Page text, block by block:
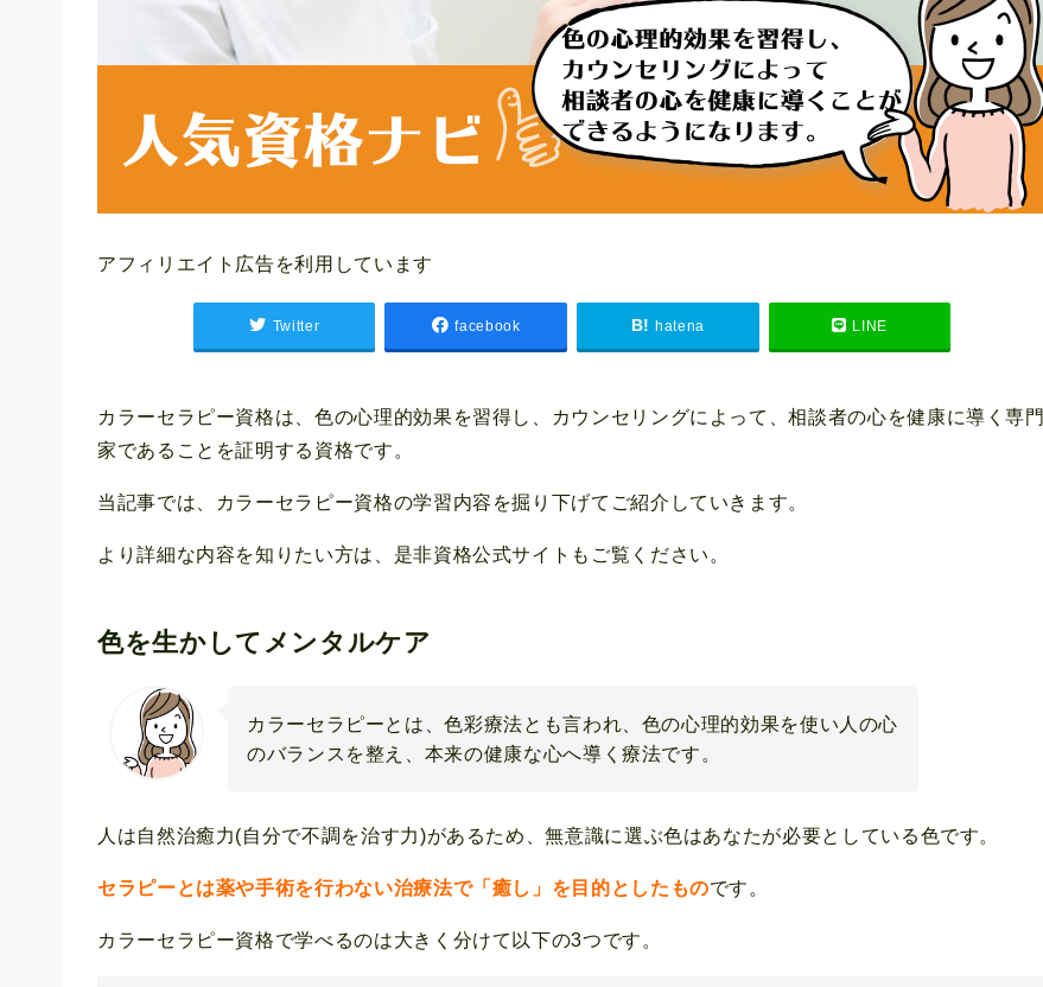
アフィリエイト広告を利用しています
Twitter facebook hatena LINE
カラーセラピー資格は、色の心理的効果を習得し、カウンセリングによって、相談者の心を健康に導く専門
家であることを証明する資格です。
当記事では、カラーセラピー資格の学習内容を掘り下げてご紹介していきます。
より詳細な内容を知りたい方は、是非資格公式サイトもご覧ください。
色を生かしてメンタルケア
カラーセラピーとは、色彩療法とも言われ、色の心理的効果を使い人の心
のバランスを整え、本来の健康な心へ導く療法です。
人は自然治癒力(自分で不調を治す力)があるため、無意識に選ぶ色はあなたが必要としている色です。
セラピーとは薬や手術を行わない治療法で「癒し」を目的としたものです。
カラーセラピー資格で学べるのは大きく分けて以下の3つです。